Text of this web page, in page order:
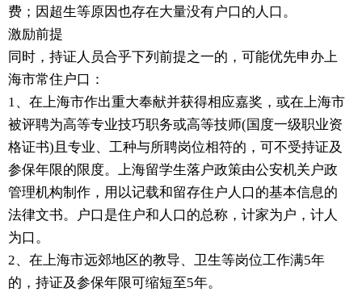
费；因超生等原因也存在大量没有户口的人口。
激励前提
同时，持证人员合乎下列前提之一的，可能优先申办上
海市常住户口：
1、在上海市作出重大奉献并获得相应嘉奖，或在上海市
被评聘为高等专业技巧职务或高等技师(国度一级职业资
格证书)且专业、工种与所聘岗位相符的，可不受持证及
参保年限的限度。上海留学生落户政策由公安机关户政
管理机构制作，用以记载和留存住户人口的基本信息的
法律文书。户口是住户和人口的总称，计家为户，计人
为口。
2、在上海市远郊地区的教导、卫生等岗位工作满5年
的，持证及参保年限可缩短至5年。